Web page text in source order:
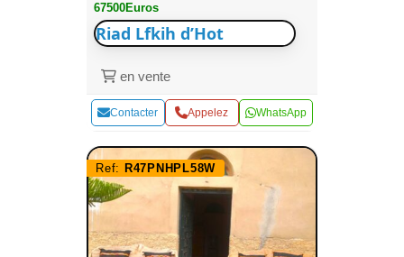
67500Euros
Riad Lfkih d’Hot
en vente
Contacter Appelez WhatsApp
Ref: R47PNHPL58W